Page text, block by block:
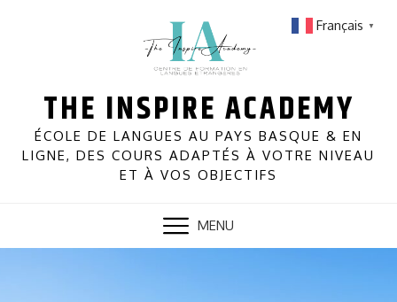
THE INSPIRE ACADEMY
ÉCOLE DE LANGUES AU PAYS BASQUE & EN
LIGNE, DES COURS ADAPTÉS À VOTRE NIVEAU
ET À VOS OBJECTIFS
MENU
Français ▼